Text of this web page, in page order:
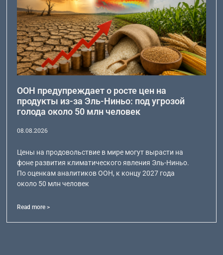
ООН предупреждает о росте цен на
продукты из-за Эль-Ниньо: под угрозой
голода около 50 млн человек
08.08.2026
Цены на продовольствие в мире могут вырасти на
фоне развития климатического явления Эль-Ниньо.
По оценкам аналитиков ООН, к концу 2027 года
около 50 млн человек
Read more >